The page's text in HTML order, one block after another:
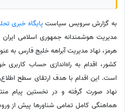
به گزارش سرویس سیاست پایگاه خبری
مدیریت هوشمندانه جمهوری اسلامی
هرمز، نهاد مدیریت آبراهه خلیج فارس به
است. این اقدام با هدف ارتقای سطح
نهاد صورت گرفته و در نخستین پیام
هماهنگی کامل تمامی شناورها پیش از